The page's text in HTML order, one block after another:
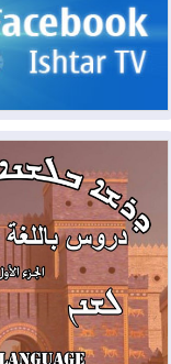
2026-08-05
شخص
الحرائق
2026-08-04سومو:
كوردستان انخفض إلى أقل
2026-08-04ملفات
الواجهة.. أنباء عن
وتحقيقات أوسع في
2026-08-04
بيترو
الرئاسية ويحذر من
كولومبيا